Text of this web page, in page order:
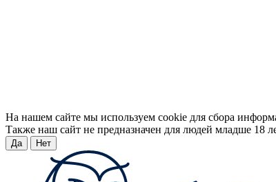
На нашем сайте мы используем cookie для сбора
Также наш сайт не предназначен для людей младше 18
Да Нет